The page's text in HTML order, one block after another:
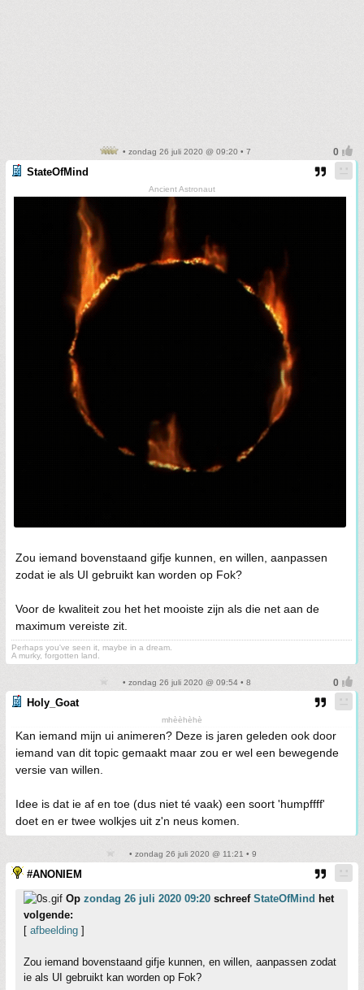
• zondag 26 juli 2020 @ 09:20 • 7
StateOfMind
Ancient Astronaut
Zou iemand bovenstaand gifje kunnen, en willen, aanpassen
zodat ie als UI gebruikt kan worden op Fok?
Voor de kwaliteit zou het het mooiste zijn als die net aan de
maximum vereiste zit.
Perhaps you've seen it, maybe in a dream.
A murky, forgotten land.
• zondag 26 juli 2020 @ 09:54 • 8
Holy_Goat
mhèèhèhè
Kan iemand mijn ui animeren? Deze is jaren geleden ook door
iemand van dit topic gemaakt maar zou er wel een bewegende
versie van willen.
Idee is dat ie af en toe (dus niet té vaak) een soort 'humpffff'
doet en er twee wolkjes uit z'n neus komen.
• zondag 26 juli 2020 @ 11:21 • 9
#ANONIEM
Op zondag 26 juli 2020 09:20 schreef StateOfMind het
volgende:
[ afbeelding ]
Zou iemand bovenstaand gifje kunnen, en willen, aanpassen zodat
ie als UI gebruikt kan worden op Fok?